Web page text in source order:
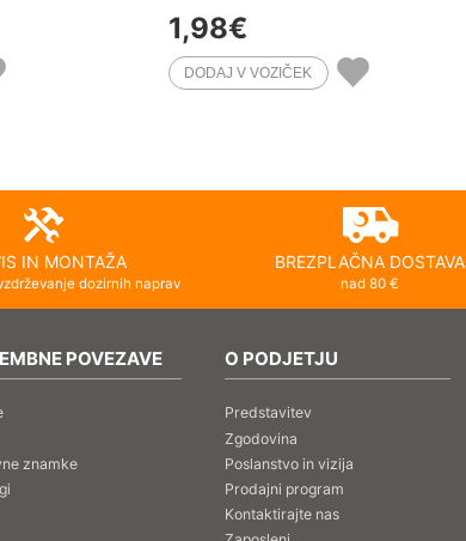
1,98€
IN MONTAŽA
dozirnih naprav
BREZPLAČNA DOSTAVA
nad 80 €
POVEZAVE
znamke
O PODJETJU
Predstavitev
Zgodovina
Poslanstvo in vizija
Prodajni program
Kontaktirajte nas